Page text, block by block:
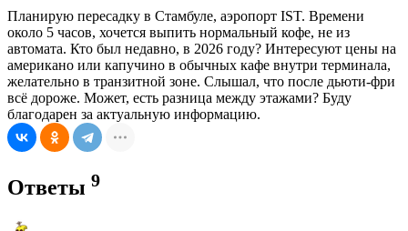
Планирую пересадку в Стамбуле, аэропорт IST. Времени
около 5 часов, хочется выпить нормальный кофе, не из
автомата. Кто был недавно, в 2026 году? Интересуют цены на
американо или капучино в обычных кафе внутри терминала,
желательно в транзитной зоне. Слышал, что после дьюти-фри
всё дороже. Может, есть разница между этажами? Буду
благодарен за актуальную информацию.
Ответы 9